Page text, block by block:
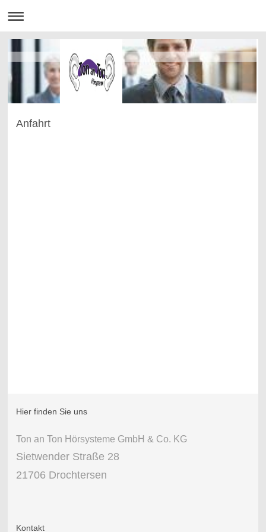
Anfahrt
Hier finden Sie uns
Ton an Ton Hörsysteme GmbH & Co. KG
Sietwender Straße 28
21706 Drochtersen
Kontakt